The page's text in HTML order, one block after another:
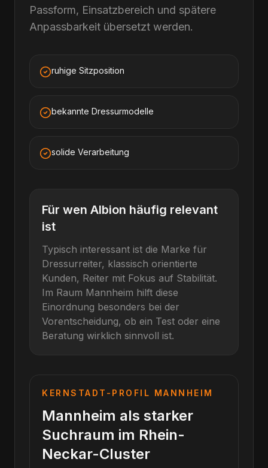
Passform, Einsatzbereich und spätere
Anpassbarkeit übersetzt werden.
ruhige Sitzposition
bekannte Dressurmodelle
solide Verarbeitung
Für wen Albion häufig relevant
ist
Typisch interessant ist die Marke für
Dressurreiter, klassisch orientierte
Kunden, Reiter mit Fokus auf Stabilität.
Im Raum Mannheim hilft diese
Einordnung besonders bei der
Vorentscheidung, ob ein Test oder eine
Beratung wirklich sinnvoll ist.
KERNSTADT-PROFIL MANNHEIM
Mannheim als starker
Suchraum im Rhein-
Neckar-Cluster